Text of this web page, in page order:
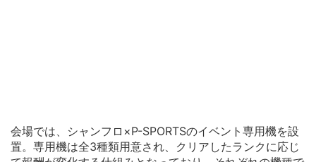
会場では、シャンフロ×P-SPORTSのイベント専用機を設
置。専用機は全3種類用意され、クリアしたランクに応じ